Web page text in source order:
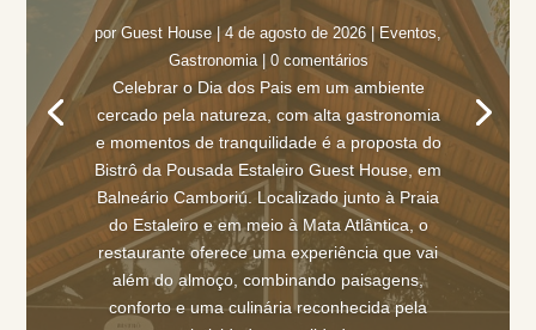
porGuest House 4 de agosto de 2026 |Eventos
Gastronomia| 0 comentários
Celebrar o Dia dos Pais em um ambiente
cercado pela natureza, com alta gastronomia
e momentos de tranquilidade é a proposta do
Bistrô da Pousada Estaleiro Guest House, em
Balneário Camboriú. Localizado junto à Praia
do Estaleiro e em meio à Mata Atlântica, o
restaurante oferece uma experiência que vai
além do almoço, combinando paisagens,
conforto e uma culinária reconhecida pela